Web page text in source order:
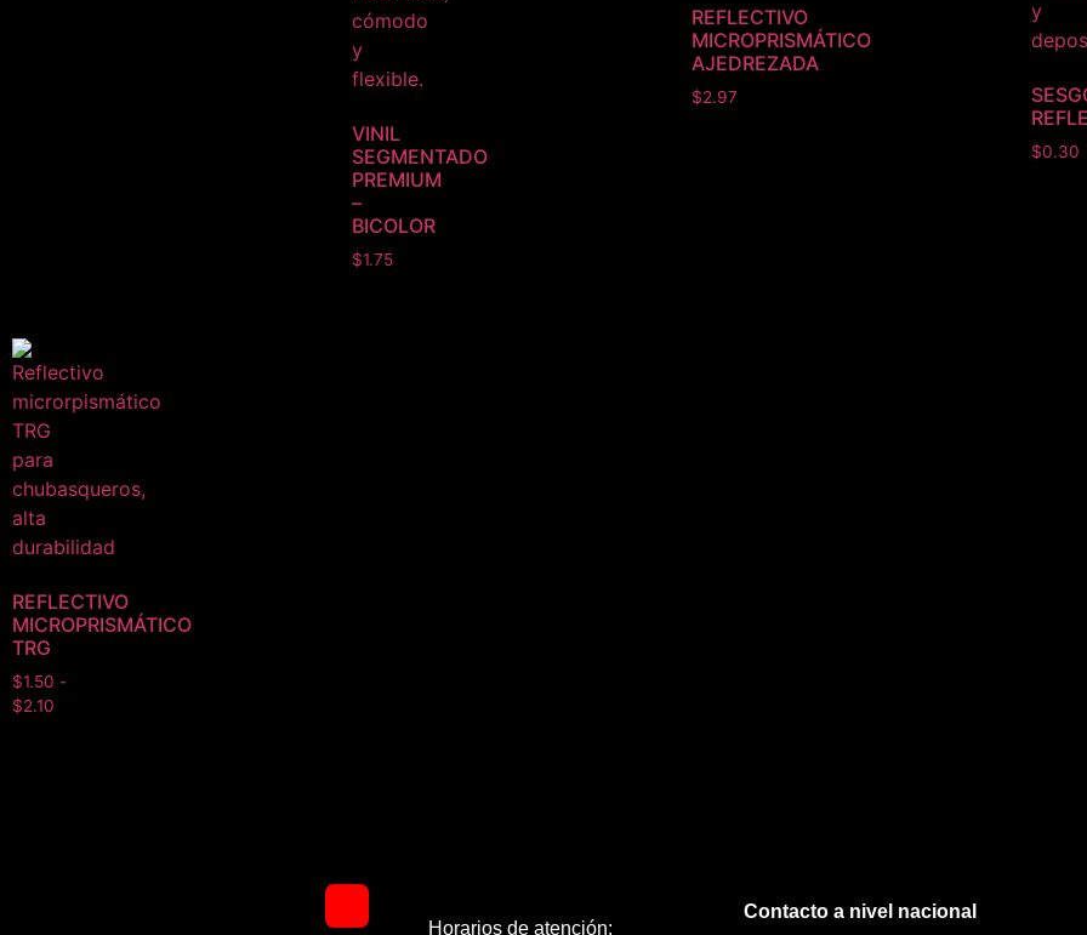
VINIL
SEGMENTADO
PREMIUM
–
BICOLOR
$1.75
REFLECTIVO
MICROPRISMÁTICO
AJEDREZADA
$2.97
$0.30
REFLECTIVO
MICROPRISMÁTICO
TRG
$1.50 -
$2.10
Horarios de atención:
Contacto a nivel nacional